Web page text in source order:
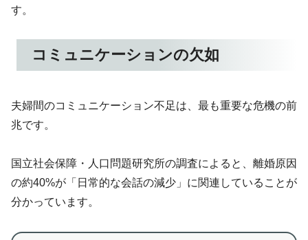
す。
コミュニケーションの欠如
夫婦間のコミュニケーション不足は、最も重要な危機の前
兆です。
国立社会保障・人口問題研究所の調査によると、離婚原因
の約40%が「日常的な会話の減少」に関連していることが
分かっています。